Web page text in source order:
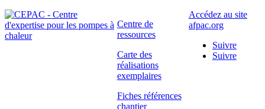
Centre de
ressources
Carte des
réalisations
exemplaires
Fiches références
chantier
Accédez au site
afpac.org
Suivre
Suivre